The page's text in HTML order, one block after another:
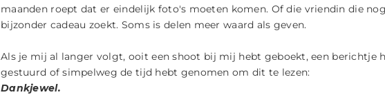
maanden roept dat er eindelijk foto's moeten komen. Of die vriendin die
bijzonder cadeau zoekt. Soms is delen meer waard als geven.
Als je mij al langer volgt, ooit een shoot bij mij hebt geboekt, een berichtje
gestuurd of simpelweg de tijd hebt genomen om dit te lezen:
Dankjewel.